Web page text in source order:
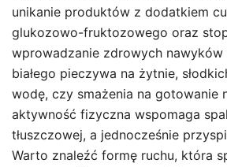
unikanie produktów z dodatkiem
glukozowo-fruktozowego oraz
wprowadzanie zdrowych
białego pieczywa na żytnie,
wodę, czy smażenia na gotowanie
aktywność fizyczna wspomaga
tłuszczowej, a jednocześnie
Warto znaleźć formę ruchu, która